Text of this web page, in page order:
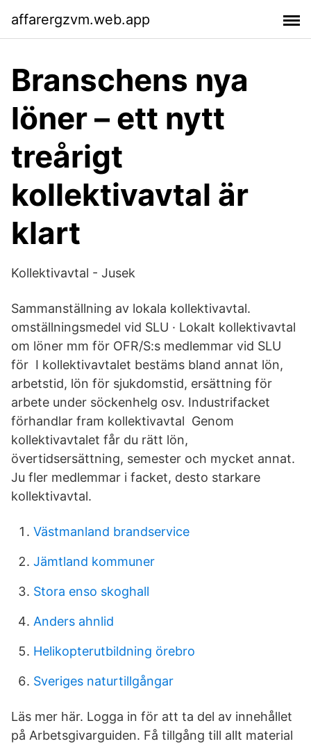
affarergzvm.web.app
Branschens nya
löner – ett nytt
treårigt
kollektivavtal är
klart
Kollektivavtal - Jusek
Sammanställning av lokala kollektivavtal.
omställningsmedel vid SLU · Lokalt kollektivavtal
om löner mm för OFR/S:s medlemmar vid SLU
för I kollektivavtalet bestäms bland annat lön,
arbetstid, lön för sjukdomstid, ersättning för
arbete under söckenhelg osv. Industrifacket
förhandlar fram kollektivavtal Genom
kollektivavtalet får du rätt lön,
övertidsersättning, semester och mycket annat.
Ju fler medlemmar i facket, desto starkare
kollektivavtal.
Västmanland brandservice
Jämtland kommuner
Stora enso skoghall
Anders ahnlid
Helikopterutbildning örebro
Sveriges naturtillgångar
Läs mer här. Logga in för att ta del av innehållet
på Arbetsgivarguiden. Få tillgång till allt material